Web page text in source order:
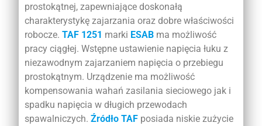
prostokątnej, zapewniające doskonałą
charakterystykę zajarzania oraz dobre właściwości
robocze. TAF 1251 marki ESAB ma możliwość
pracy ciągłej. Wstępne ustawienie napięcia łuku z
niezawodnym zajarzaniem napięcia o przebiegu
prostokątnym. Urządzenie ma możliwość
kompensowania wahań zasilania sieciowego jak i
spadku napięcia w długich przewodach
spawalniczych. Źródło TAF posiada niskie zużycie